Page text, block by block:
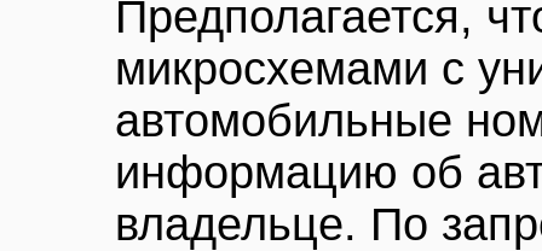
Предполагается,
микросхемами с
автомобильные
информацию об
владельце. По